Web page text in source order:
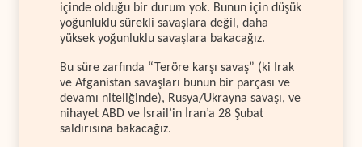
içinde olduğu bir durum yok. Bunun için düşük
yoğunluklu sürekli savaşlara değil, daha
yüksek yoğunluklu savaşlara bakacağız.
Bu süre zarfında “Teröre karşı savaş” (ki Irak
ve Afganistan savaşları bunun bir parçası ve
devamı niteliğinde), Rusya/Ukrayna savaşı, ve
nihayet ABD ve İsrail’in İran’a 28 Şubat
saldırısına bakacağız.